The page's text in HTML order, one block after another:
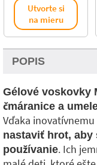
Utvorte si
na mieru
POPIS
Gélové voskovky
čmáranice a
Vďaka
nastaviť hrot, aby
používanie. Ich